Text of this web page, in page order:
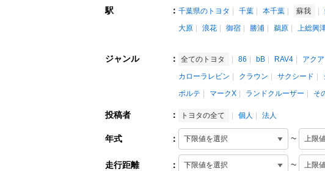
駅 ： 千葉県のトヨタ 千葉 本千葉 蘇我
大原
浪花 御宿 勝浦 鵜原 上総興
ジャンル ： 全てのトヨタ 86 bB RAV4 アクア
カローラレビン
クラウン サクシード
ポルテ
マークX ランドクルーザー そ
投稿者 ： トヨタの全て 個人 法人
年式 ： ~
走行距離 ： ~